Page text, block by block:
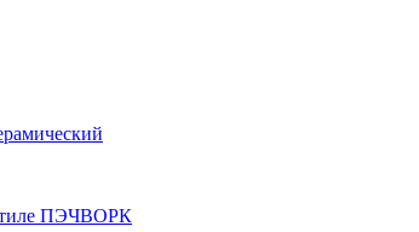
ПЭЧВОРК